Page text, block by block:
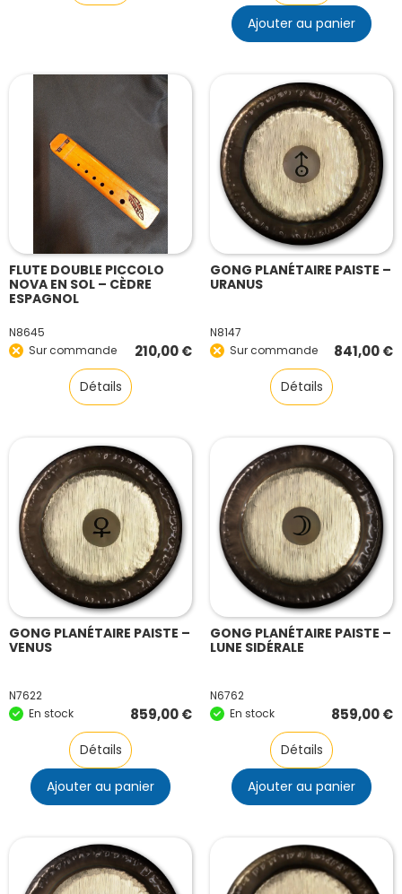
Ajouter au panier
FLUTE DOUBLE PICCOLO
NOVA EN SOL – CÈDRE
ESPAGNOL
N8645
Sur commande
210,00€
Détails
GONG PLANÉTAIRE PAISTE –
URANUS
N8147
Sur commande
841,00€
Détails
GONG PLANÉTAIRE PAISTE –
VENUS
N7622
En stock
859,00€
Détails
Ajouter au panier
GONG PLANÉTAIRE PAISTE –
LUNE SIDÉRALE
N6762
En stock
859,00€
Détails
Ajouter au panier